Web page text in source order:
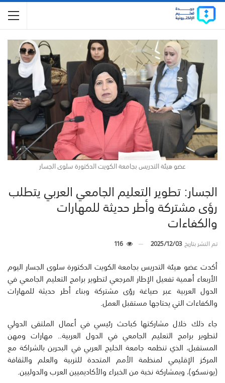
عضو هيئة التدريس بجامعة الكويت الدكتورة سلوى الجسار
الجسار: تطوير التعليم الجامعي العربي يتطلب
رؤى مشتركة وأطر حديثة للمهارات
والكفاءات
تم النشر بتاريخ2025/12/03
116
أكدت عضو هيئة التدريس بجامعة الكويت الدكتورة سلوى الجسار اليوم
الأربعاء أهمية تفعيل الإطار المرجعي لتطوير برامج التعليم الجامعي في
الدول العربية عبر صياغة رؤى مشتركة وبناء أطر حديثة للمهارات
والكفاءات التي يحتاجها مستقبل العمل.
جاء ذلك خلال مشاركتها كباحث رئيسي في أعمال الملتقى الدولي
لتطوير برامج التعليم الجامعي في الدول العربية.. مهارات ومهن
المستقبل، الذي تنظمه جامعة الخليج العربي في البحرين بالشراكة مع
المركز الإقليمي لمنظمة الأمم المتحدة للتربية والعلم والثقافة
(يونسكو)، وبمشاركة نخبة من الخبراء والأكاديميين العرب والدوليين.